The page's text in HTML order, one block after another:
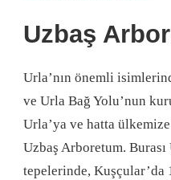
Uzbaş
Urla’nın önemli
ve Urla Bağ Yolu’nun
Urla’ya ve hatta
Uzbaş Arboretum.
tepelerinde, Kuşçular’da